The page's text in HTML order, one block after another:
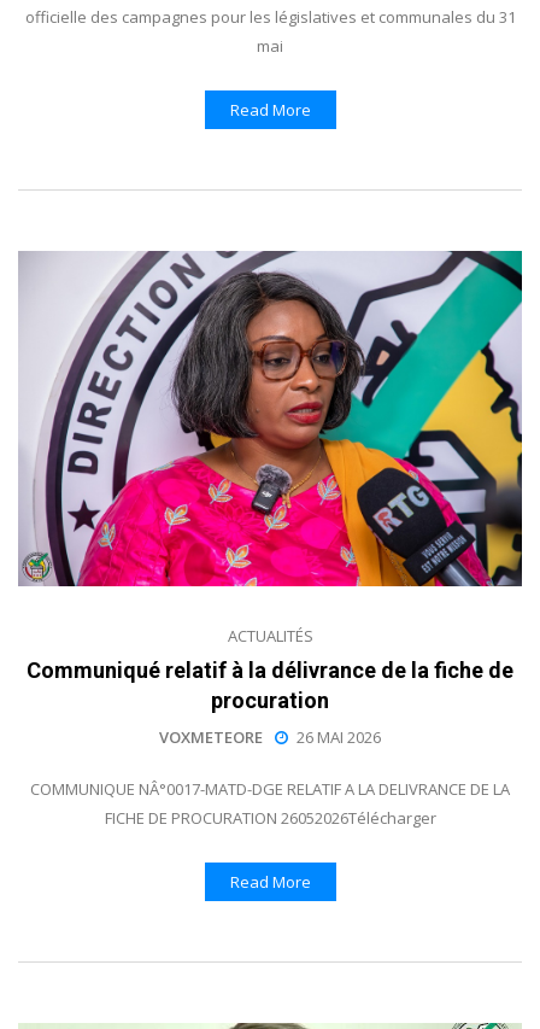
officielle des campagnes pour les législatives et communales du 31
mai
Read More
ACTUALITÉS
Communiqué relatif à la délivrance de la fiche de
procuration
VOXMETEORE 26 MAI 2026
COMMUNIQUE NÂ°0017-MATD-DGE RELATIF A LA DELIVRANCE DE LA
FICHE DE PROCURATION 26052026Télécharger
Read More